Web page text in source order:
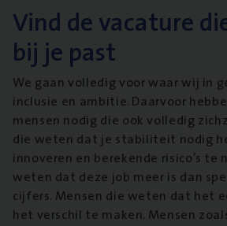
Vind de vacature
bij je past
We gaan volledig voor waar wij in
inclusie en ambitie. Daarvoor
mensen nodig die ook volledig
die weten dat je stabiliteit nodig
innoveren en berekende risico’s te
weten dat deze job meer is dan
cijfers. Mensen die weten dat het
het verschil te maken. Mensen